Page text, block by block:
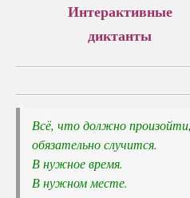
Интерактивные
диктанты
Всё, что должно произойти,
обязательно случится.
В нужное время.
В нужном месте.